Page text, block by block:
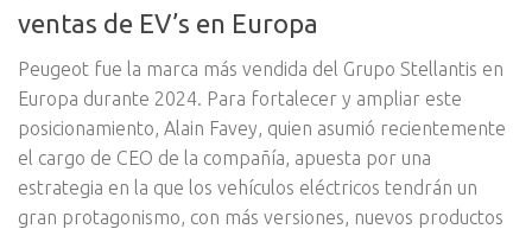
ventas de EV’s en Europa
Peugeot fue la marca más vendida del Grupo Stellantis en
Europa durante 2024. Para fortalecer y ampliar este
posicionamiento, Alain Favey, quien asumió recientemente
el cargo de CEO de la compañía, apuesta por una
estrategia en la que los vehículos eléctricos tendrán un
gran protagonismo, con más versiones, nuevos productos